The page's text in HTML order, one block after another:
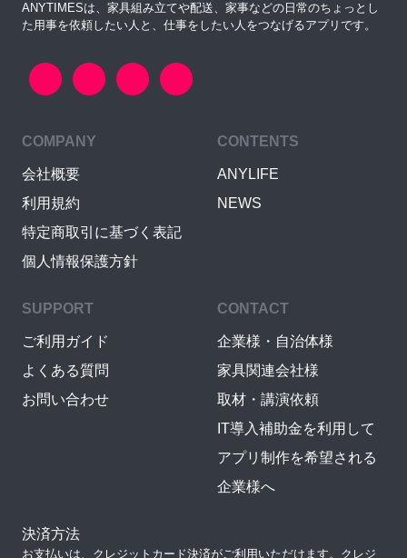
ANYTIMESは、家具組み立てや配送、家事などの日常のちょっとし
た用事を依頼したい人と、仕事をしたい人をつなげるアプリです。
COMPANY
会社概要
利用規約
特定商取引に基づく表記
個人情報保護方針
CONTENTS
ANYLIFE
NEWS
SUPPORT
ご利用ガイド
よくある質問
お問い合わせ
CONTACT
企業様・自治体様
家具関連会社様
取材・講演依頼
IT導入補助金を利用して
アプリ制作を希望される
企業様へ
決済方法
お支払いは、クレジットカード決済がご利用いただけます。クレジ